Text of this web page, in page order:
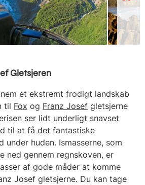
Gletsjeren
et ekstremt frodigt landskab
til Fox og Franz Josef gletsjerne
ser lidt underligt snavset
til at få det fantastiske
huden. Ismasserne, som
ned gennem regnskoven, er
af gode måder at komme
Josef gletsjerne. Du kan tage